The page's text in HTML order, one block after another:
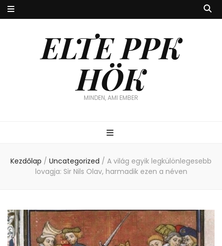
ELTE PPK
HÖK
MINDEN, AMI EMBER
Kezdőlap / Uncategorized / A világ egyik legkülönlegesebb
lovagja: Sir Nils Olav, harmadik ezen a néven